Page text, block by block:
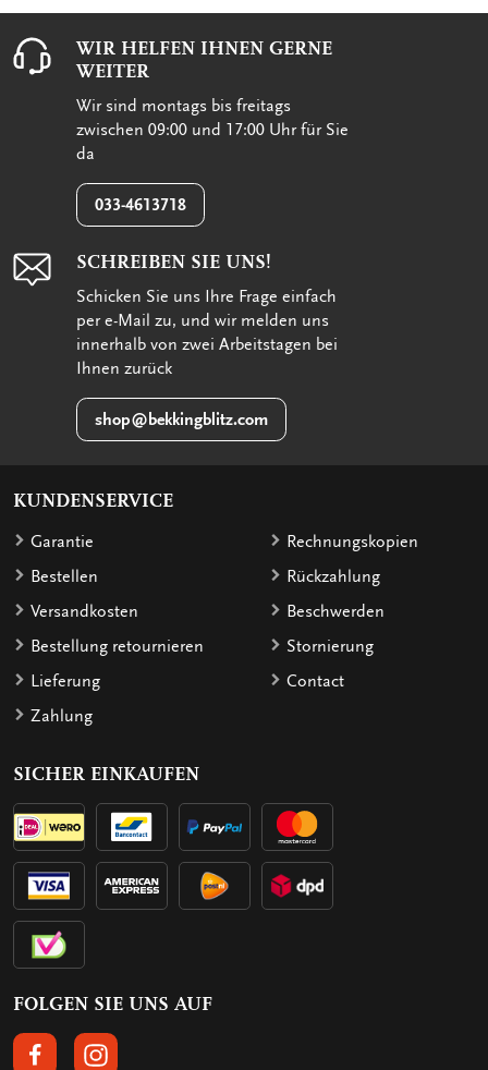
WIR HELFEN IHNEN GERNE
WEITER
Wir sind montags bis freitags
zwischen 09:00 und 17:00 Uhr für Sie
da
033-4613718
SCHREIBEN SIE UNS!
Schicken Sie uns Ihre Frage einfach
per e-Mail zu, und wir melden uns
innerhalb von zwei Arbeitstagen bei
Ihnen zurück
shop@bekkingblitz.com
KUNDENSERVICE
Garantie
Bestellen
Versandkosten
Bestellung retournieren
Lieferung
Zahlung
Rechnungskopien
Rückzahlung
Beschwerden
Stornierung
Contact
SICHER EINKAUFEN
FOLGEN SIE UNS AUF